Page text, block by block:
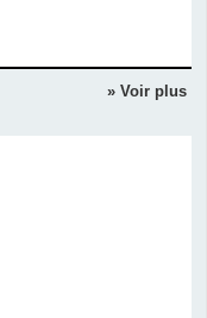
» Voir plus